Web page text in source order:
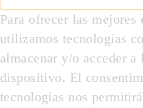
Para ofrecer las mejores
utilizamos tecnologías
almacenar y/o acceder
dispositivo. El
tecnologías nos